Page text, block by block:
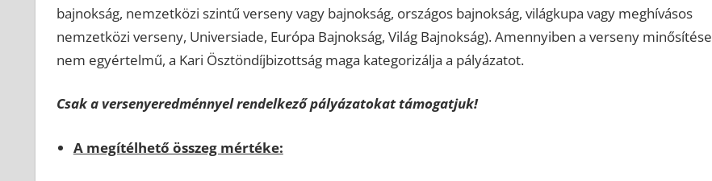
bajnokság, nemzetközi szintű verseny vagy bajnokság, országos bajnokság, világkupa vagy meghívásos
nemzetközi verseny, Universiade, Európa Bajnokság, Világ Bajnokság). Amennyiben a verseny minősítése
nem egyértelmű, a Kari Ösztöndíjbizottság maga kategorizálja a pályázatot.
Csak a versenyeredménnyel rendelkező pályázatokat támogatjuk!
A megítélhető összeg mértéke: